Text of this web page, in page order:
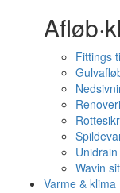
Fittings
Wavin
Varme & klima